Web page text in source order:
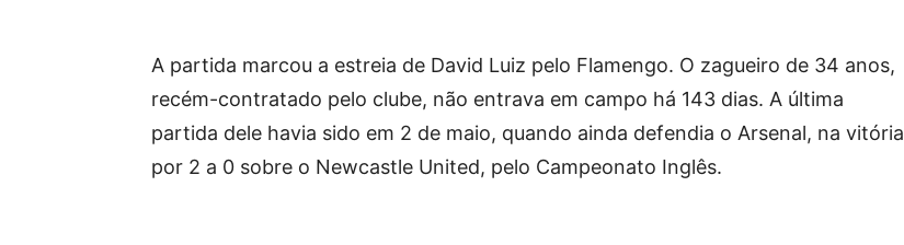
A partida marcou a estreia de David Luiz pelo Flamengo. O zagueiro de 34 anos,
recém-contratado pelo clube, não entrava em campo há 143 dias. A última
partida dele havia sido em 2 de maio, quando ainda defendia o Arsenal, na vitória
por 2 a 0 sobre o Newcastle United, pelo Campeonato Inglês.